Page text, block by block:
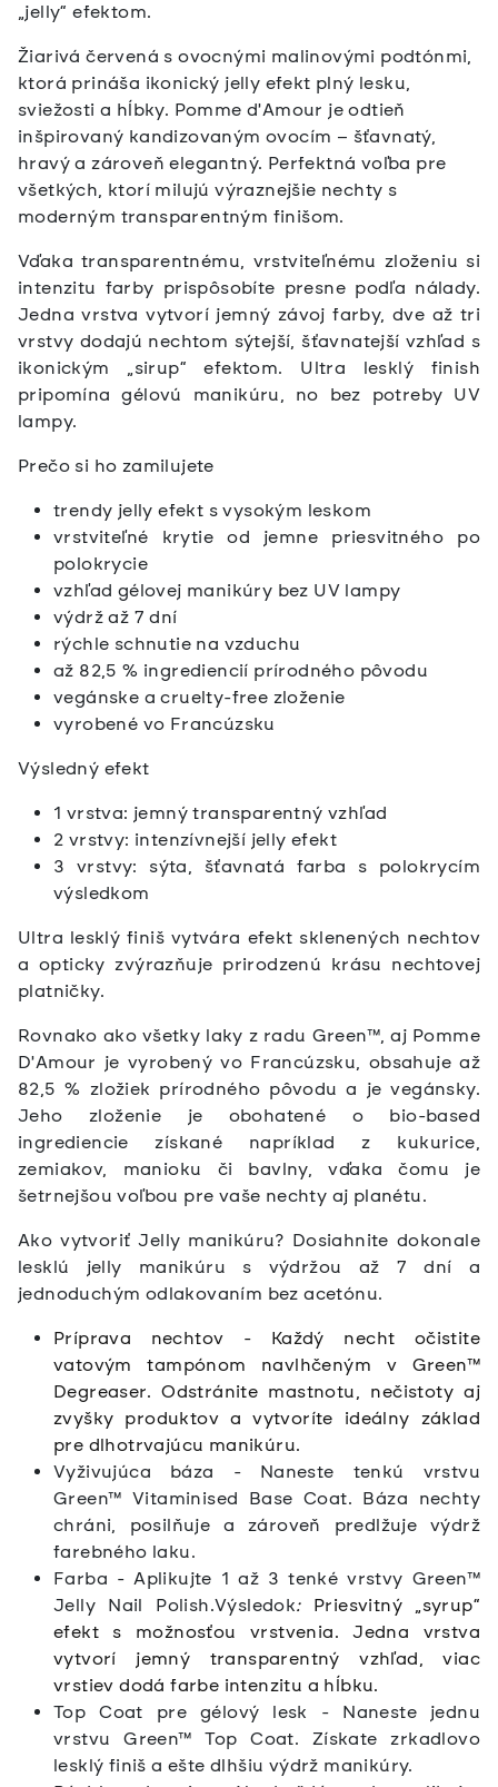
„jelly“ efektom.
Žiarivá červená s ovocnými malinovými podtónmi,
ktorá prináša ikonický jelly efekt plný lesku,
sviežosti a hĺbky. Pomme d'Amour je odtieň
inšpirovaný kandizovaným ovocím – šťavnatý,
hravý a zároveň elegantný. Perfektná voľba pre
všetkých, ktorí milujú výraznejšie nechty s
moderným transparentným finišom.
Vďaka transparentnému, vrstviteľnému zloženiu si
intenzitu farby prispôsobíte presne podľa nálady.
Jedna vrstva vytvorí jemný závoj farby, dve až tri
vrstvy dodajú nechtom sýtejší, šťavnatejší vzhľad s
ikonickým „sirup“ efektom. Ultra lesklý finish
pripomína gélovú manikúru, no bez potreby UV
lampy.
Prečo si ho zamilujete
trendy jelly efekt s vysokým leskom
vrstviteľné krytie od jemne priesvitného po
polokrycie
vzhľad gélovej manikúry bez UV lampy
výdrž až 7 dní
rýchle schnutie na vzduchu
až 82,5 % ingrediencií prírodného pôvodu
vegánske a cruelty-free zloženie
vyrobené vo Francúzsku
Výsledný efekt
1 vrstva: jemný transparentný vzhľad
2 vrstvy: intenzívnejší jelly efekt
3 vrstvy: sýta, šťavnatá farba s polokrycím
výsledkom
Ultra lesklý finiš vytvára efekt sklenených nechtov
a opticky zvýrazňuje prirodzenú krásu nechtovej
platničky.
Rovnako ako všetky laky z radu Green™, aj Pomme
D'Amour je vyrobený vo Francúzsku, obsahuje až
82,5 % zložiek prírodného pôvodu a je vegánsky.
Jeho zloženie je obohatené o bio-based
ingrediencie získané napríklad z kukurice,
zemiakov, manioku či bavlny, vďaka čomu je
šetrnejšou voľbou pre vaše nechty aj planétu.
Ako vytvoriť Jelly manikúru? Dosiahnite dokonale
lesklú jelly manikúru s výdržou až 7 dní a
jednoduchým odlakovaním bez acetónu.
Príprava nechtov - Každý necht očistite
vatovým tampónom navlhčeným v Green™
Degreaser. Odstránite mastnotu, nečistoty aj
zvyšky produktov a vytvoríte ideálny základ
pre dlhotrvajúcu manikúru.
Vyživujúca báza - Naneste tenkú vrstvu
Green™ Vitaminised Base Coat. Báza nechty
chráni, posilňuje a zároveň predlžuje výdrž
farebného laku.
Farba - Aplikujte 1 až 3 tenké vrstvy Green™
Jelly Nail Polish.Výsledok:Priesvitný „syrup“
efekt s možnosťou vrstvenia. Jedna vrstva
vytvorí jemný transparentný vzhľad, viac
vrstiev dodá farbe intenzitu a hĺbku.
Top Coat pre gélový lesk - Naneste jednu
vrstvu Green™ Top Coat. Získate zrkadlovo
lesklý finiš a ešte dlhšiu výdrž manikúry.